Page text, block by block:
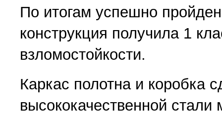
По итогам успешно
конструкция получила 1
взломостойкости.
Каркас полотна и коробка
высококачественной